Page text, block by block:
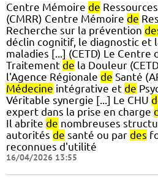
Centre Mémoire de
(CMRR) Centre Mémoire de
Recherche sur la prévention
déclin cognitif, le diagnostic et
maladies [...] (CETD) Le Centre
Traitement de la Douleur
l'Agence Régionale de Santé
Médecine intégrative et de
Véritable synergie [...] Le CHU
expert dans la prise en charge
Il abrite de nombreuses
autorités de santé ou par des
reconnues d'utilité
16/04/2026 13:55